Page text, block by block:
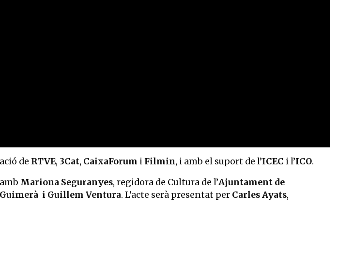
de RTVE, 3Cat, CaixaForum i Filmin, i amb el suport de l’ICEC i l’ICO.
Mariona Seguranyes, regidora de Cultura de l’Ajuntament de
i Guillem Ventura. L’acte serà presentat per Carles Ayats,